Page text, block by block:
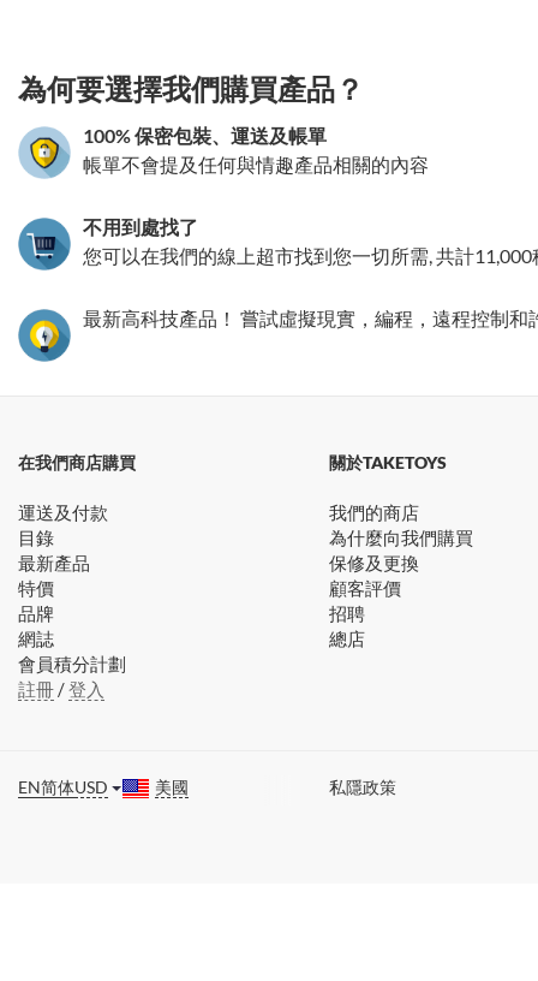
為何要選擇我們購買產品？
100% 保密包裝、運送及帳單
帳單不會提及任何與情趣產品相關的內容
不用到處找了
您可以在我們的線上超市找到您一切所需, 共計11,000
最新高科技產品！ 嘗試虛擬現實，編程，遠程控制
在我們商店購買
運送及付款
目錄
最新產品
特價
品牌
網誌
會員積分計劃
註冊/登入
關於TAKETOYS
我們的商店
為什麼向我們購買
保修及更換
顧客評價
招聘
總店
EN简体USD 美國 私隱政策